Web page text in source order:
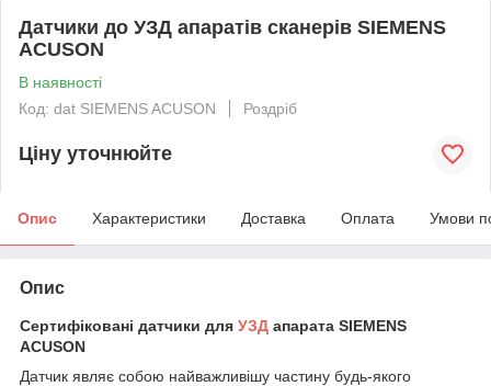
Датчики до УЗД апаратів сканерів SIEMENS
ACUSON
В наявності
Код: dat SIEMENS ACUSON
Роздріб
Ціну уточнюйте
Опис Характеристики Доставка Оплата Умови
Опис
Сертифіковані датчики для УЗД апарата SIEMENS
ACUSON
Датчик являє собою найважливішу частину будь-якого